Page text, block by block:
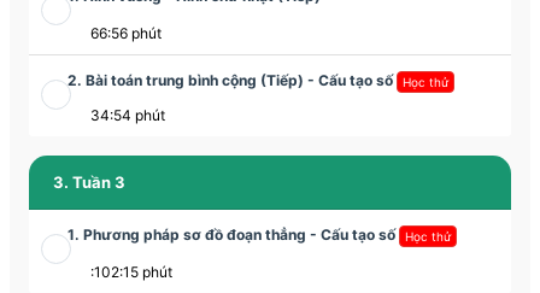
66:56 phút
2. Bài toán trung bình cộng (Tiếp) - Cấu tạo số Học thử
34:54 phút
3. Tuần 3
1. Phương pháp sơ đồ đoạn thẳng - Cấu tạo số Học thử
:102:15 phút